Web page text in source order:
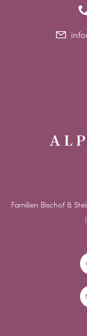
Familien Bischof &